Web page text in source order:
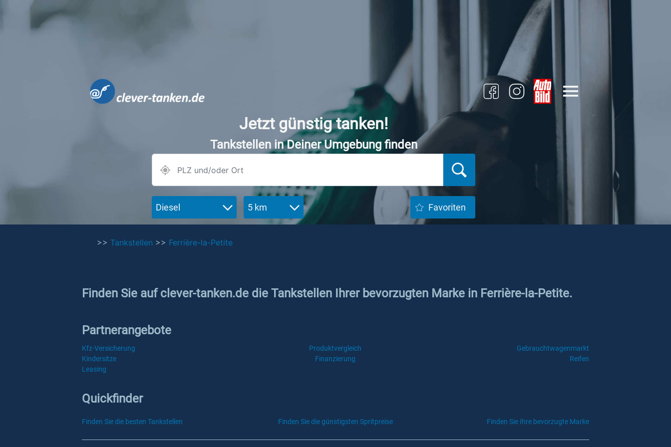
Jetzt günstig tanken!
Tankstellen in Deiner Umgebung finden
Diesel 5 km Favoriten
>> Tankstellen >> Ferrière-la-Petite
Finden Sie auf clever-tanken.de die Tankstellen Ihrer bevorzugten Marke in Ferrière-la-Petite.
Partnerangebote
Kfz-Versicherung Produktvergleich
Gebrauchtwagenmarkt
Kindersitze
Finanzierung
Reifen
Leasing
Quickfinder
Finden Sie die besten Tankstellen Finden Sie die günstigsten Spritpreise Finden Sie Ihre bevorzugte Marke